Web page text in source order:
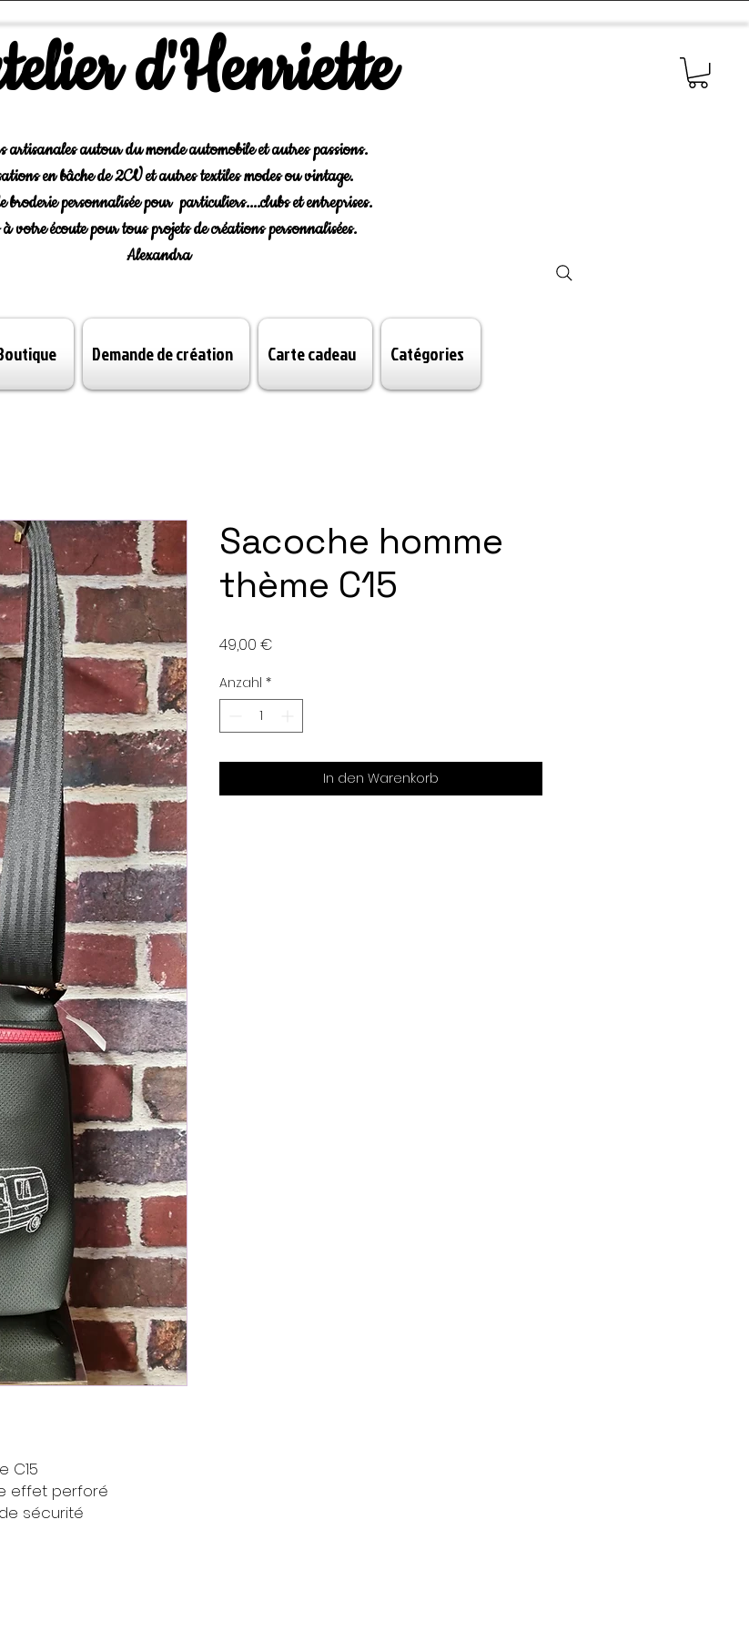
d'Henriette
artisanales autour du monde automobile et autres passions.
en bâche de 2CV et autres textiles modes ou vintage.
broderie personnalisée pour particuliers....clubs et entreprises.
votre écoute pour tous projets de créations personnalisées.
Alexandra
Demande de création Carte cadeau Catégories
C15
effet perforé
sécurité
Sacoche homme
thème C15
49,00 €
Anzahl *
In den Warenkorb